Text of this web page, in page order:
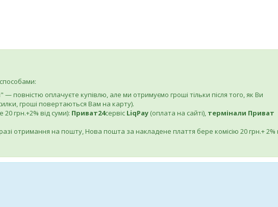
повністю оплачуєте купівлю, але ми отримуємо гроші тільки після того, як Ви
гроші повертаються Вам на карту).
грн.+2% від суми): Приват24сервіс LiqPay (оплата на сайті), термінали Приват
отримання на пошту, Нова пошта за накладене плаття бере комісію 20 грн.+ 2%